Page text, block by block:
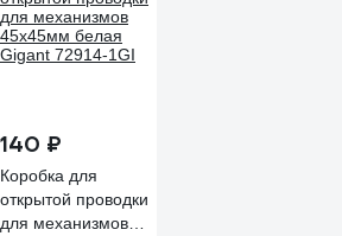
140 ₽
Коробка для
открытой проводки
для механизмов